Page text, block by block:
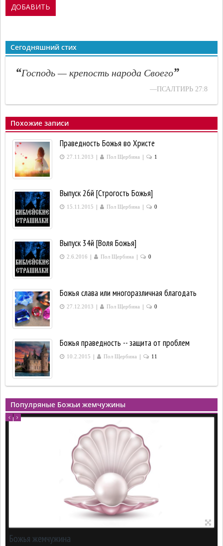
Сегодняшний стих
“Господь — крепость народа Своего”
—ПСАЛТИРЬ 27:8
Похожие записи
Праведность Божья во Христе
27.11.2013 | Пол Щербина | 1
Выпуск 26й [Строгость Божья]
15.11.2015 | Пол Щербина | 0
Выпуск 34й [Воля Божья]
2.6.2016 | Пол Щербина | 0
Божья слава или многоразличная благодать
27.12.2013 | Пол Щербина | 0
Божья праведность -- защита от проблем
10.2.2015 | Пол Щербина | 11
Популряные Божьи жемчужины
Божья жемчужина
Божья жемчужина